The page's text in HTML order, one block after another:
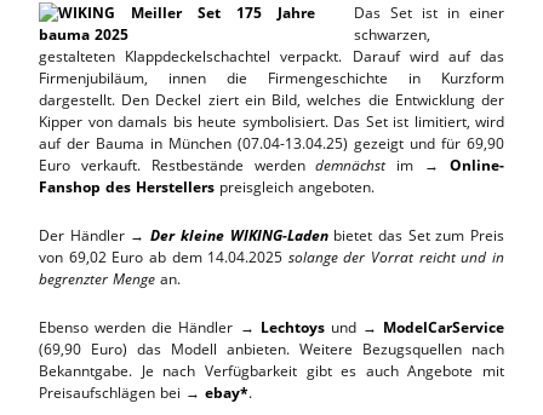
Das Set ist in einer
schwarzen,
gestalteten Klappdeckelschachtel verpackt. Darauf wird auf das
Firmenjubiläum, innen die Firmengeschichte in Kurzform
dargestellt. Den Deckel ziert ein Bild, welches die Entwicklung der
Kipper von damals bis heute symbolisiert. Das Set ist limitiert, wird
auf der Bauma in München (07.04-13.04.25) gezeigt und für 69,90
Euro verkauft. Restbestände werdendemnächst im →Online-
Fanshop des Herstellers preisgleich angeboten.
Der Händler →Der kleine WIKING-Ladenbietet das Set zum Preis
von 69,02 Euro ab dem 14.04.2025 solange der Vorrat reicht und in
begrenzter Menge an.
Ebenso werden die Händler → Lechtoysund → ModelCarService
(69,90 Euro) das Modell anbieten. Weitere Bezugsquellen nach
Bekanntgabe. Je nach Verfügbarkeit gibt es auch Angebote mit
Preisaufschlägen bei → ebay*.